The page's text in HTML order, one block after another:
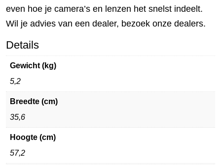
even hoe je camera’s en lenzen het snelst indeelt.
Wil je advies van een dealer, bezoek onze dealers.
Details
Gewicht (kg)
5,2
Breedte (cm)
35,6
Hoogte (cm)
57,2